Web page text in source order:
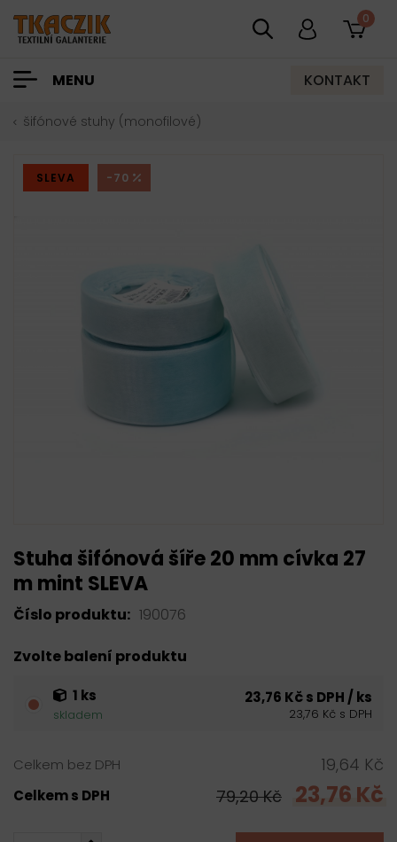
0
MENU KONTAKT
šifónové stuhy (monofilové)
SLEVA -70
Stuha šifónová šíře 20 mm cívka 27
m mint SLEVA
Číslo produktu: 190076
Zvolte balení produktu
1 ks
skladem
23,76 Kč s DPH / ks
23,76 Kč s DPH
Celkem bez DPH 19,64 Kč
Celkem s DPH 79,20 Kč 23,76 Kč